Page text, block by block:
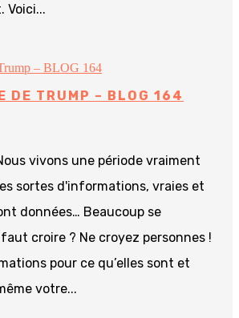
Voici...
DE TRUMP – BLOG 164
vivons une période vraiment
sortes d'informations, vraies et
données… Beaucoup se
croire ? Ne croyez personnes !
pour ce qu’elles sont et
votre...